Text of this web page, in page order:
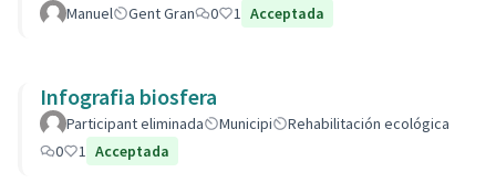
Manuel Gent Gran 0 1 Acceptada
Infografia biosfera
Participant eliminada Municipi
Rehabilitación ecológica
0
1 Acceptada